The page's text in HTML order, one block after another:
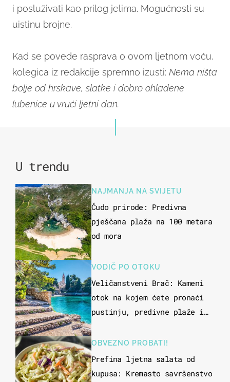
i posluživati kao prilog jelima. Mogućnosti su
uistinu brojne.
Kad se povede rasprava o ovom ljetnom voću,
kolegica iz redakcije spremno izusti: Nema ništa
bolje od hrskave, slatke i dobro ohlađene
lubenice u vrući ljetni dan.
U trendu
NAJMANJA NA SVIJETU
Čudo prirode: Predivna
pješčana plaža na 100 metara
od mora
VODIČ PO OTOKU
Veličanstveni Brač: Kameni
otok na kojem ćete pronaći
pustinju, predivne plaže i
OBVEZNO PROBATI!
Prefina ljetna salata od
kupusa: Kremasto savršenstvo